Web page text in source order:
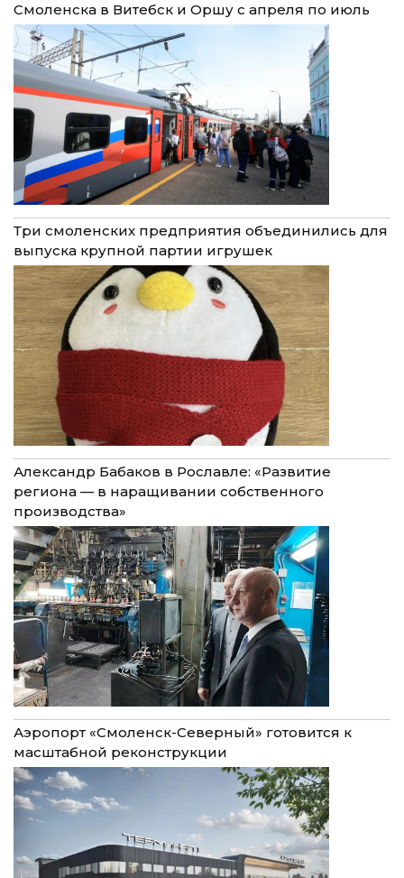
Смоленска в Витебск и Оршу с апреля по июль
Три смоленских предприятия объединились для
выпуска крупной партии игрушек
Александр Бабаков в Рославле: «Развитие
региона — в наращивании собственного
производства»
Аэропорт «Смоленск-Северный» готовится к
масштабной реконструкции